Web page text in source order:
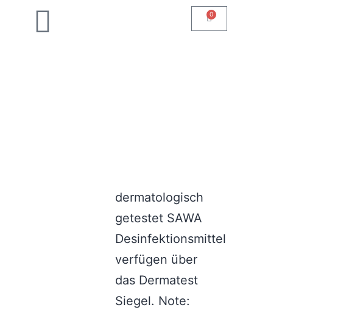
0
dermatologisch
getestet SAWA
Desinfektionsmittel
verfügen über
das Dermatest
Siegel. Note: